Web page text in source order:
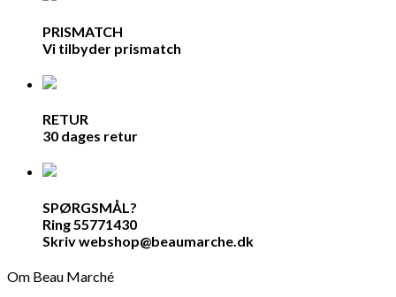
PRISMATCH
Vi tilbyder prismatch
RETUR
30 dages retur
SPØRGSMÅL?
Ring 55771430
Skriv webshop@beaumarche.dk
Om Beau Marché